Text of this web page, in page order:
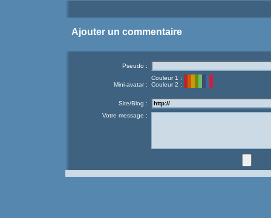
Ajouter un commentaire
Pseudo :
Mini-avatar :
Couleur 1 :
Couleur 2 :
Site/Blog :
Votre message :